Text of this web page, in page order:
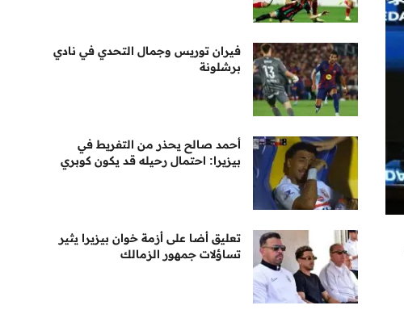
فيران توريس وجمال التحدي في نادي
برشلونة
أحمد صالح يحذر من التفريط في
بيزيرا: احتمال رحيله قد يكون كوبري
تعليق أضا على أزمة خوان بيزيرا يثير
تساؤلات جمهور الزمالك